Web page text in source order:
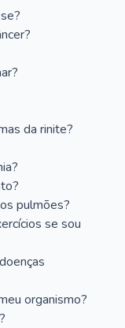
da rinite?
pulmões?
se sou
organismo?